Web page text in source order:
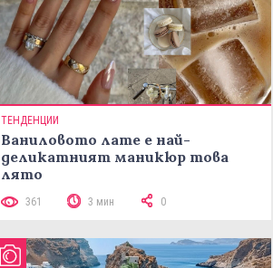
ТЕНДЕНЦИИ
Ваниловото лате е най-
деликатният маникюр това
лято
361 3 мин 0